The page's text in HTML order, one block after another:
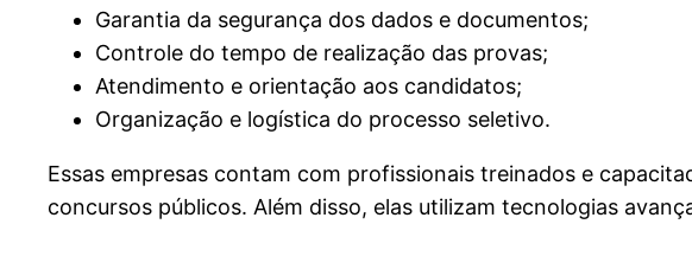
Garantia da segurança dos dados e documentos;
Controle do tempo de realização das provas;
Atendimento e orientação aos candidatos;
Organização e logística do processo seletivo.
Essas empresas contam com profissionais treinados e
concursos públicos. Além disso, elas utilizam tecnologias